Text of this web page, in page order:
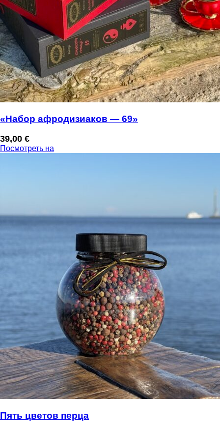
«Набор афродизиаков — 69»
39,00 €
Посмотреть на
Пять цветов перца